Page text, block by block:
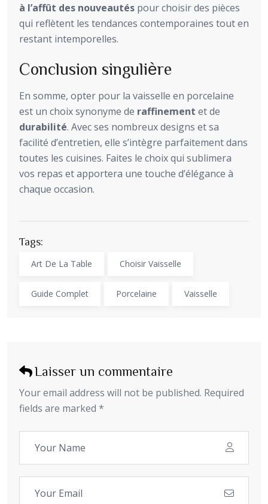
à l’affût des nouveautés pour choisir des pièces
qui reflètent les tendances contemporaines tout en
restant intemporelles.
Conclusion singulière
En somme, opter pour la vaisselle en porcelaine
est un choix synonyme de raffinement et de
durabilité. Avec ses nombreux designs et sa
facilité d’entretien, elle s’intègre parfaitement dans
toutes les cuisines. Faites le choix qui sublimera
vos repas et apportera une touche d’élégance à
chaque occasion.
Tags:
Art De La Table Choisir Vaisselle
Guide Complet Porcelaine Vaisselle
Laisser un commentaire
Your email address will not be published. Required
fields are marked *